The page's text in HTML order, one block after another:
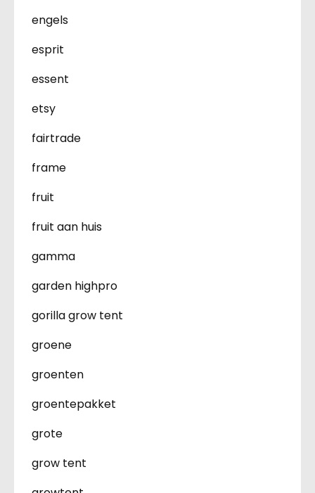
engels
esprit
essent
etsy
fairtrade
frame
fruit
fruit aan huis
gamma
garden highpro
gorilla grow tent
groene
groenten
groentepakket
grote
grow tent